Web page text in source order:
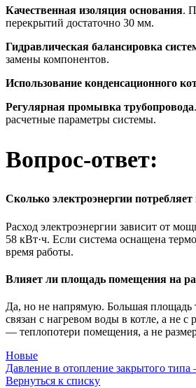
Качественная изоляция основания.
перекрытий достаточно 30 мм.
Гидравлическая балансировка
замены компонентов.
Использование конденсационного
Регулярная промывка трубопровода
расчетные параметры системы.
Вопрос-ответ:
Сколько электроэнергии
Расход электроэнергии зависит от
58 кВт·ч. Если система оснащена
время работы.
Влияет ли площадь помещения на
Да, но не напрямую. Большая площадь
связан с нагревом воды в котле, а не
— теплопотери помещения, а не
Новые
Давление в отопление закрытого
Вернуться к списку